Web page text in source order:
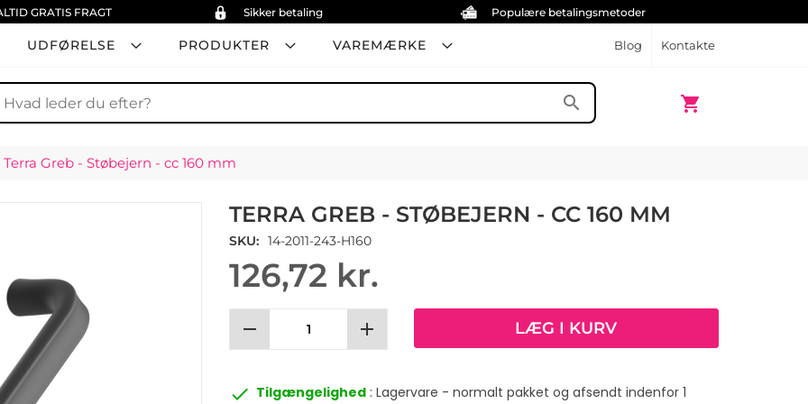
GRATIS FRAGT Sikker betaling Populære betalingsmetoder
UDFØRELSE PRODUKTER VAREMÆRKE Blog Kontakte
shopping_cart
Min indkøbskurv
search
Terra Greb - Støbejern - cc 160 mm
TERRA GREB - STØBEJERN - CC 160 MM
SKU 14-2011-243-H160
126,72 kr.
remove add LÆG I KURV
done Tilgængelighed : Lagervare - normalt pakket og afsendt indenfor 1